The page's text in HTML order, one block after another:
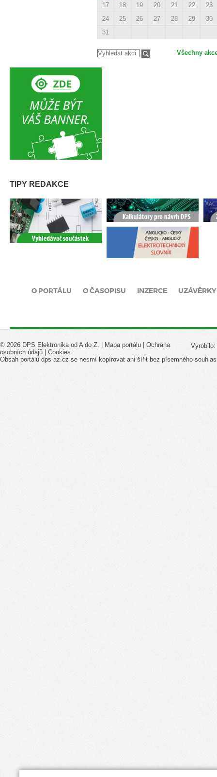
17
18 19 20 21 22
23
24
25 26 27 28 29
30
31
Všechny
TIPY REDAKCE
O PORTÁLU O ČASOPISU INZERCE UZÁVĚRKY
Vyrobilo:
© 2026 DPS Elektronika od A do Z. | Mapa portálu | Ochrana
osobních údajů | Cookies
Obsah portálu dps-az.cz se nesmí kopírovat ani šířit bez písemného